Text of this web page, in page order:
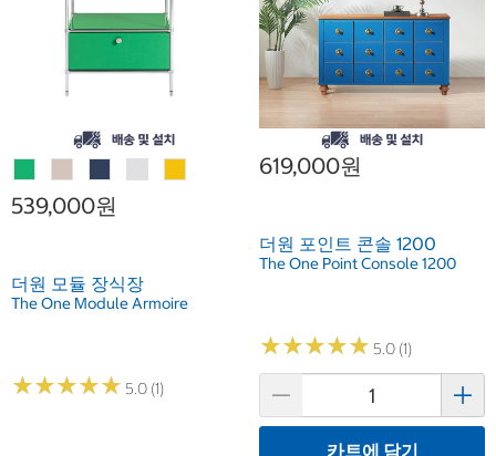
539,000원
더원 모듈 장식장
The One Module Armoire
★★★★★
★★★★★ 5.0 (1)
619,000원
더원 포인트 콘솔 1200
The One Point Console 1200
★★★★★
★★★★★ 5.0 (1)
카트에 담기